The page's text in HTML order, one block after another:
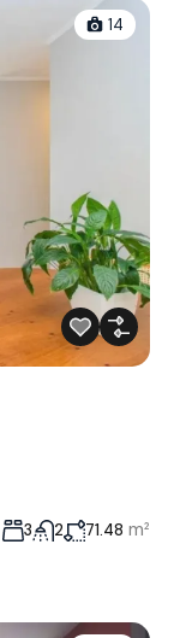
14
3 2 71.48 m²